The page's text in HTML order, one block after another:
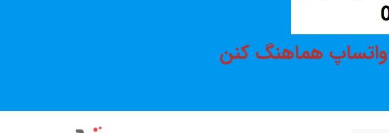
واتساپ هماهنگ کنن